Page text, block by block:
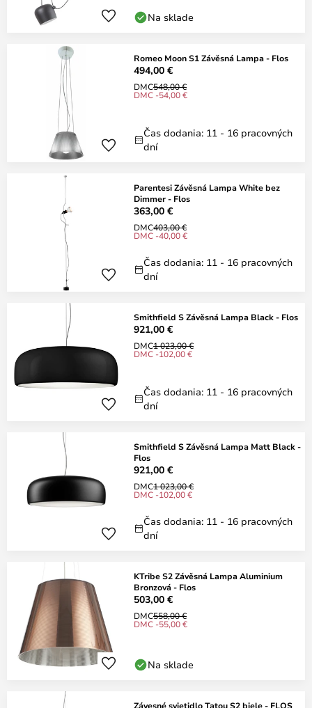
Na sklade
Romeo Moon S1 Závěsná Lampa - Flos
494,00 €
DMC548,00 €
DMC -54,00 €
Čas dodania: 11 - 16 pracovných
dní
Parentesi Závěsná Lampa White bez
Dimmer - Flos
363,00 €
DMC403,00 €
DMC -40,00 €
Čas dodania: 11 - 16 pracovných
dní
Smithfield S Závěsná Lampa Black - Flos
921,00 €
DMC1 023,00 €
DMC -102,00 €
Čas dodania: 11 - 16 pracovných
dní
Smithfield S Závěsná Lampa Matt Black -
Flos
921,00 €
DMC1 023,00 €
DMC -102,00 €
Čas dodania: 11 - 16 pracovných
dní
KTribe S2 Závěsná Lampa Aluminium
Bronzová - Flos
503,00 €
DMC558,00 €
DMC -55,00 €
Na sklade
Závesné svietidlo Tatou S2 biele - FLOS